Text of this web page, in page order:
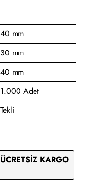
40 mm
30 mm
40 mm
1.000 Adet
Tekli
ÜCRETSİZ KARGO